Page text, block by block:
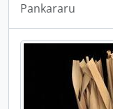
Pankararu